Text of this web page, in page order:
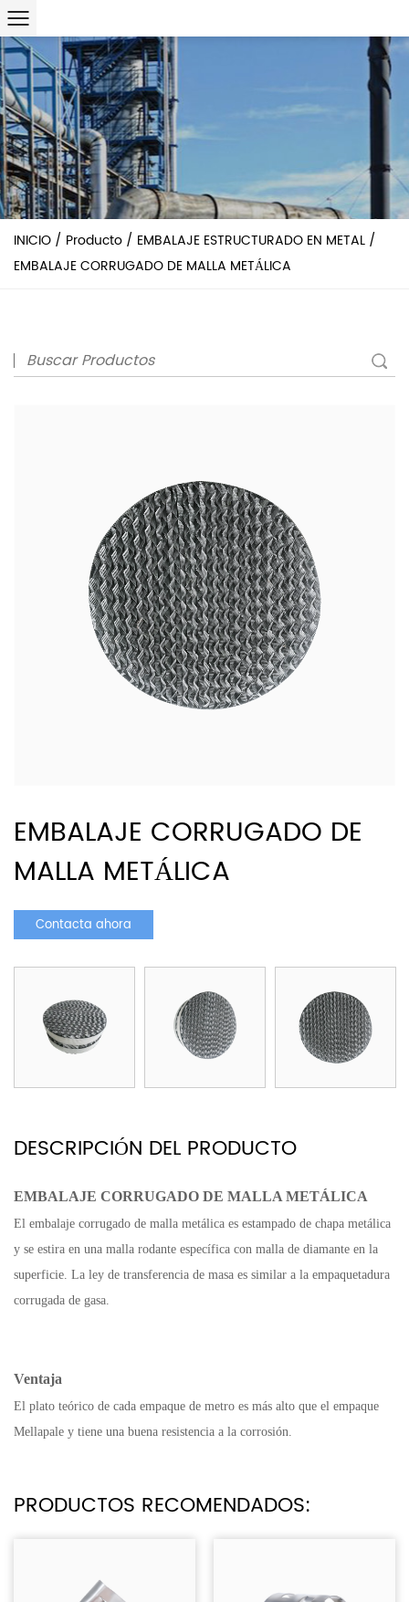
INICIO / Producto / EMBALAJE ESTRUCTURADO EN METAL /
EMBALAJE CORRUGADO DE MALLA METÁLICA
EMBALAJE CORRUGADO DE
MALLA METÁLICA
Contacta ahora
DESCRIPCIÓN DEL PRODUCTO
EMBALAJE CORRUGADO DE MALLA METÁLICA
El embalaje corrugado de malla metálica es estampado de chapa metálica
y se estira en una malla rodante específica con malla de diamante en la
superficie. La ley de transferencia de masa es similar a la empaquetadura
corrugada de gasa.
Ventaja
El plato teórico de cada empaque de metro es más alto que el empaque
Mellapale y tiene una buena resistencia a la corrosión.
PRODUCTOS RECOMENDADOS: